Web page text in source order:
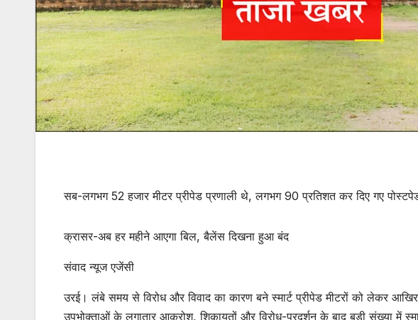
सब-लगभग 52 हजार मीटर प्रीपेड प्रणाली थे, लगभग 90 प्रतिशत कर दिए गए
क्रासर-अब हर महीने आएगा बिल, बैलेंस दिखना हुआ बंद
संवाद न्यूज एजेंसी
उरई। लंबे समय से विरोध और विवाद का कारण बने स्मार्ट प्रीपेड मीटरों को लेकर
उपभोक्ताओं के लगातार आक्रोश, शिकायतों और विरोध-प्रदर्शन के बाद बड़ी संख्या में